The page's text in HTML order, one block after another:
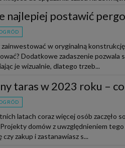
najlepiej postawić
zainwestować w oryginalną
Dodatkowe zadaszenie
je wizualnie, dlatego trzeb...
taras w 2023 roku –
latach coraz więcej osób zaczęło
domów z uwzględnieniem
czy zakup i zastanawiasz s...